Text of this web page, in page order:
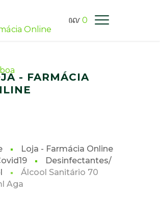
0
ONLINE LISBOA
- FARMÁCIA
Loja - Farmácia Online
Desinfectantes/
Álcool Sanitário 70
Aga